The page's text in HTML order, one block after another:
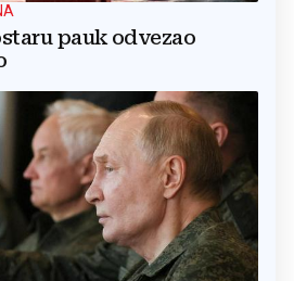
pauk odvezao